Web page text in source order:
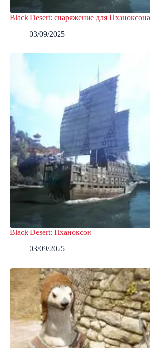
Black Desert: снаряжение для Пханоксона
03/09/2025
Black Desert: Пханоксон
03/09/2025